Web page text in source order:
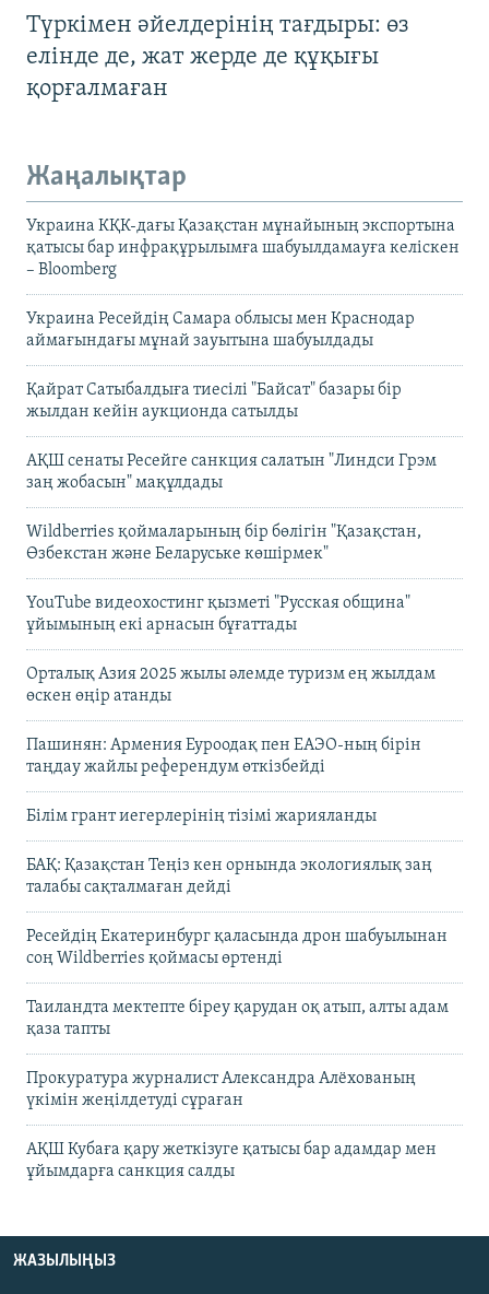
Түркімен әйелдерінің тағдыры: өз
елінде де, жат жерде де құқығы
қорғалмаған
Жаңалықтар
Украина КҚК-дағы Қазақстан мұнайының экспортына
қатысы бар инфрақұрылымға шабуылдамауға келіскен
– Bloomberg
Украина Ресейдің Самара облысы мен Краснодар
аймағындағы мұнай зауытына шабуылдады
Қайрат Сатыбалдыға тиесілі "Байсат" базары бір
жылдан кейін аукционда сатылды
АҚШ сенаты Ресейге санкция салатын "Линдси Грэм
заң жобасын" мақұлдады
Wildberries қоймаларының бір бөлігін "Қазақстан,
Өзбекстан және Беларуське көшірмек"
YouTube видеохостинг қызметі "Русская община"
ұйымының екі арнасын бұғаттады
Орталық Азия 2025 жылы әлемде туризм ең жылдам
өскен өңір атанды
Пашинян: Армения Еуроодақ пен ЕАЭО-ның бірін
таңдау жайлы референдум өткізбейді
Білім грант иегерлерінің тізімі жарияланды
БАҚ: Қазақстан Теңіз кен орнында экологиялық заң
талабы сақталмаған дейді
Ресейдің Екатеринбург қаласында дрон шабуылынан
соң Wildberries қоймасы өртенді
Таиландта мектепте біреу қарудан оқ атып, алты адам
қаза тапты
Прокуратура журналист Александра Алёхованың
үкімін жеңілдетуді сұраған
АҚШ Кубаға қару жеткізуге қатысы бар адамдар мен
ұйымдарға санкция салды
ЖАЗЫЛЫҢЫЗ